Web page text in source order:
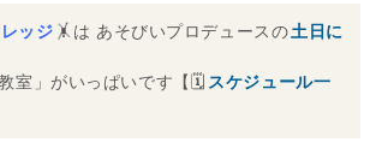
ッジ 🤸は あそびいプロデュースの土日に
室」がいっぱいです【🗓 スケジュール一